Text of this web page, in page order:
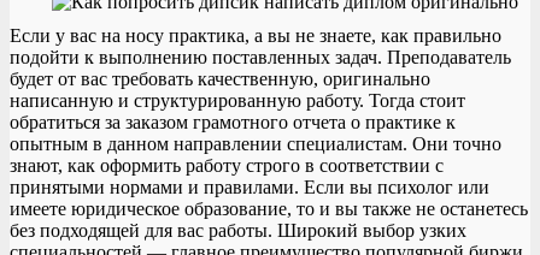
Если у вас на носу практика, а вы не знаете, как правильно
подойти к выполнению поставленных задач. Преподаватель
будет от вас требовать качественную, оригинально
написанную и структурированную работу. Тогда стоит
обратиться за заказом грамотного отчета о практике к
опытным в данном направлении специалистам. Они точно
знают, как оформить работу строго в соответствии с
принятыми нормами и правилами. Если вы психолог или
имеете юридическое образование, то и вы также не останетесь
без подходящей для вас работы. Широкий выбор узких